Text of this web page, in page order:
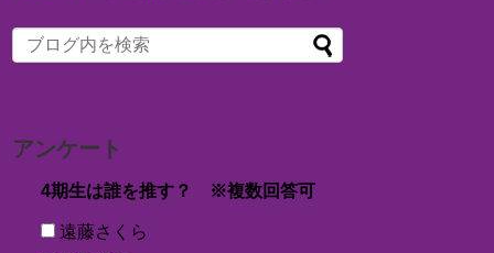
アンケート
4期生は誰を推す？ ※複数回答可
遠藤さくら